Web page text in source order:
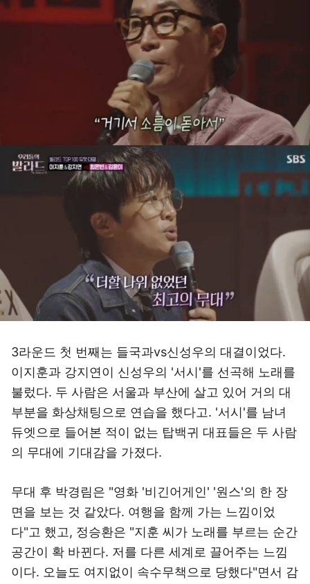
3라운드 첫 번째는 들국과vs신성우의 대결이었다.
이지훈과 강지연이 신성우의 '서시'를 선곡해 노래를
불렀다. 두 사람은 서울과 부산에 살고 있어 거의 대
부분을 화상채팅으로 연습을 했다고. '서시'를 남녀
듀엣으로 들어본 적이 없는 탑백귀 대표들은 두 사람
의 무대에 기대감을 가졌다.
무대 후 박경림은 "영화 '비긴어게인' '원스'의 한 장
면을 보는 것 같았다. 여행을 함께 가는 느낌이었
다"고 했고, 정승환은 "지훈 씨가 노래를 부르는 순간
공간이 확 바뀐다. 저를 다른 세계로 끌어주는 느낌
이다. 오늘도 여지없이 속수무책으로 당했다"면서 감